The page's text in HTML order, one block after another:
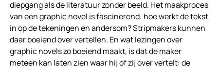
diepgang als de literatuur zonder beeld. Het maakproces
van een graphic novel is fascinerend: hoe werkt de tekst
in op de tekeningen en andersom? Stripmakers kunnen
daar boeiend over vertellen. En wat lezingen over
graphic novels zo boeiend maakt, is dat de maker
meteen kan laten zien waar hij of zij over vertelt: de